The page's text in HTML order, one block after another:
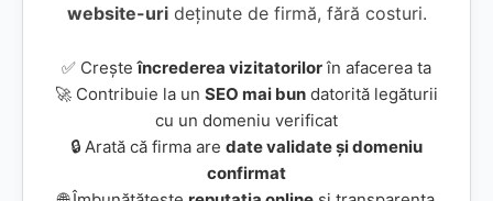
website-urideținute de firmă, fără costuri.
✅ Creșteîncrederea vizitatorilorîn afacerea ta
🚀 Contribuie la un SEO mai bun datorită legăturii
cu un domeniu verificat
🔒 Arată că firma are date validate și domeniu
confirmat